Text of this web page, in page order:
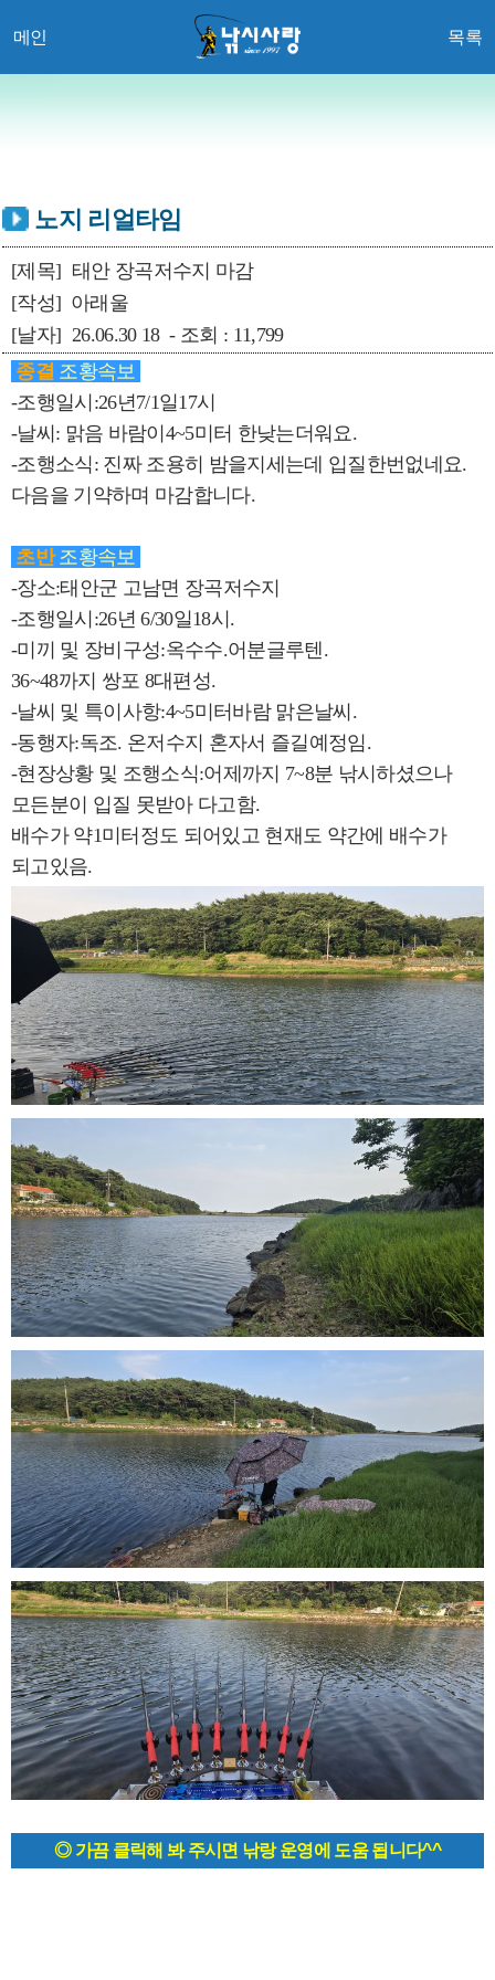
메인 목록
노지 리얼타임
[제목] 태안 장곡저수지 마감
[작성] 아래울
[날자] 26.06.30 18 - 조회 : 11,799
종결 조황속보
-조행일시:26년7/1일17시
-날씨: 맑음 바람이4~5미터 한낮는더워요.
-조행소식: 진짜 조용히 밤을지세는데 입질한번없네요.
다음을 기약하며 마감합니다.
초반 조황속보
-장소:태안군 고남면 장곡저수지
-조행일시:26년 6/30일18시.
-미끼 및 장비구성:옥수수.어분글루텐.
36~48까지 쌍포 8대편성.
-날씨 및 특이사항:4~5미터바람 맑은날씨.
-동행자:독조. 온저수지 혼자서 즐길예정임.
-현장상황 및 조행소식:어제까지 7~8분 낚시하셨으나
모든분이 입질 못받아 다고함.
배수가 약1미터정도 되어있고 현재도 약간에 배수가
되고있음.
◎ 가끔 클릭해 봐 주시면 낚랑 운영에 도움 됩니다^^